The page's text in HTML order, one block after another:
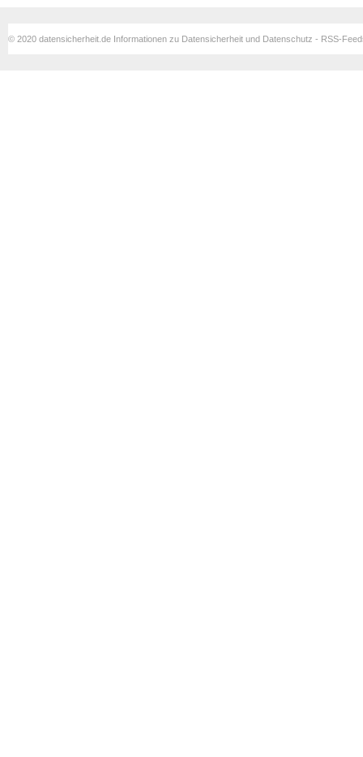
© 2020 datensicherheit.de Informationen zu Datensicherheit und Datenschutz - RSS-